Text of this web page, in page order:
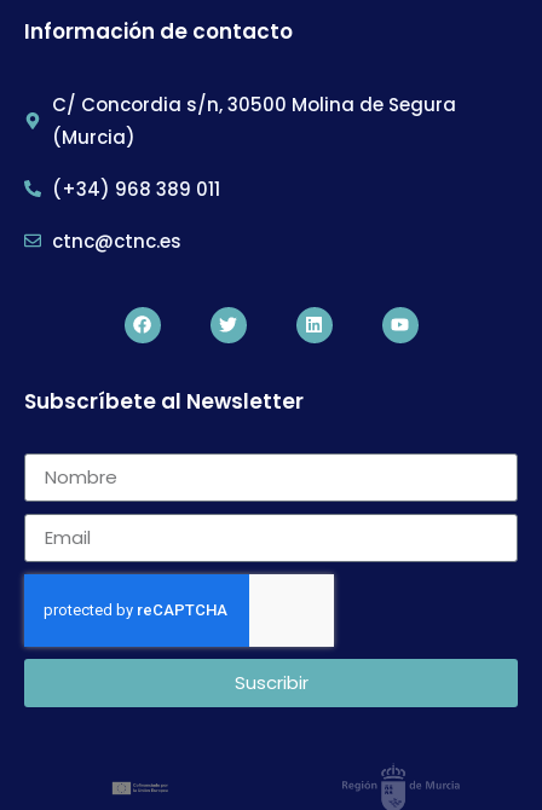
Información de contacto
C/ Concordia s/n, 30500 Molina de Segura
(Murcia)
(+34) 968 389 011
ctnc@ctnc.es
Subscríbete al Newsletter
Suscribir